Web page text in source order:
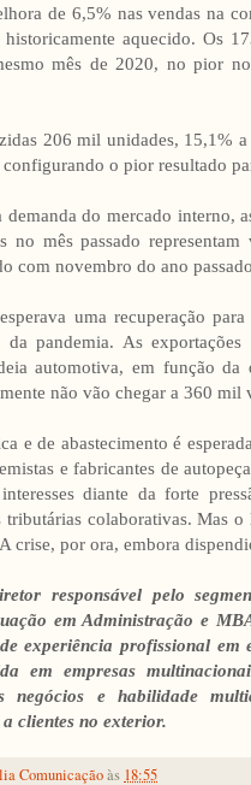
de 6,5% nas vendas na
aquecido. Os
mês de 2020, no pior
206 mil unidades, 15,1%
o pior resultado
do mercado interno,
no mês passado
com novembro do ano
uma recuperação
da pandemia. As
automotiva, em função
não vão chegar a 360 mil
e de abastecimento é
e fabricantes de
diante da forte
tributárias colaborativas. Mas
crise, por ora, embora
responsável pelo
em Administração e
experiência profissional em
em empresas
negócios e habilidade
clientes no exterior.
Comunicaçãoàs 18:55